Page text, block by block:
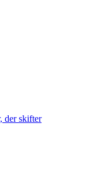
der skifter